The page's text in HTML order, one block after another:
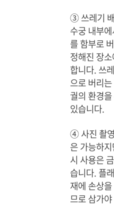
③ 쓰레기
수궁 내부
를 함부로
정해진 장
합니다. 쓰
으로 버리
궐의 환경
있습니다.
④ 사진 촬
은 가능하
시 사용은
습니다. 플
재에 손상
므로 삼가